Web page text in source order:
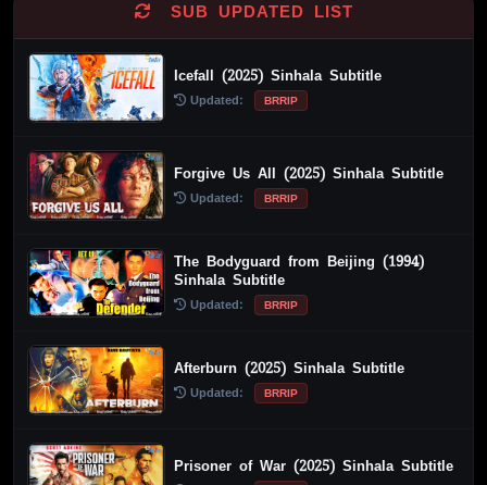
SUB UPDATED LIST
Icefall (2025) Sinhala Subtitle
Updated: BRRIP
Forgive Us All (2025) Sinhala Subtitle
Updated: BRRIP
The Bodyguard from Beijing (1994)
Sinhala Subtitle
Updated: BRRIP
Afterburn (2025) Sinhala Subtitle
Updated: BRRIP
Prisoner of War (2025) Sinhala Subtitle